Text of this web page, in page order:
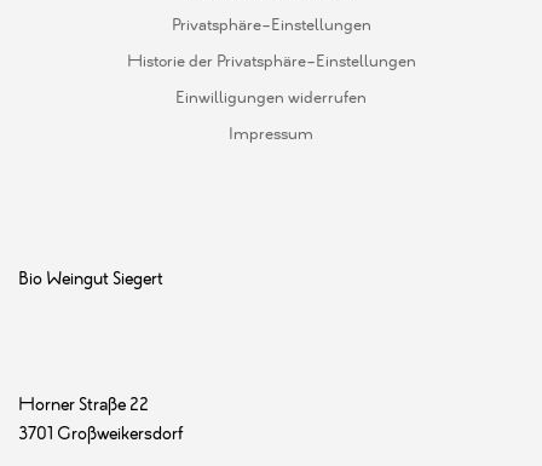
Privatsphäre-Einstellungen
Historie der Privatsphäre-Einstellungen
Einwilligungen widerrufen
Impressum
Bio Weingut Siegert
Horner Straße 22
3701 Großweikersdorf